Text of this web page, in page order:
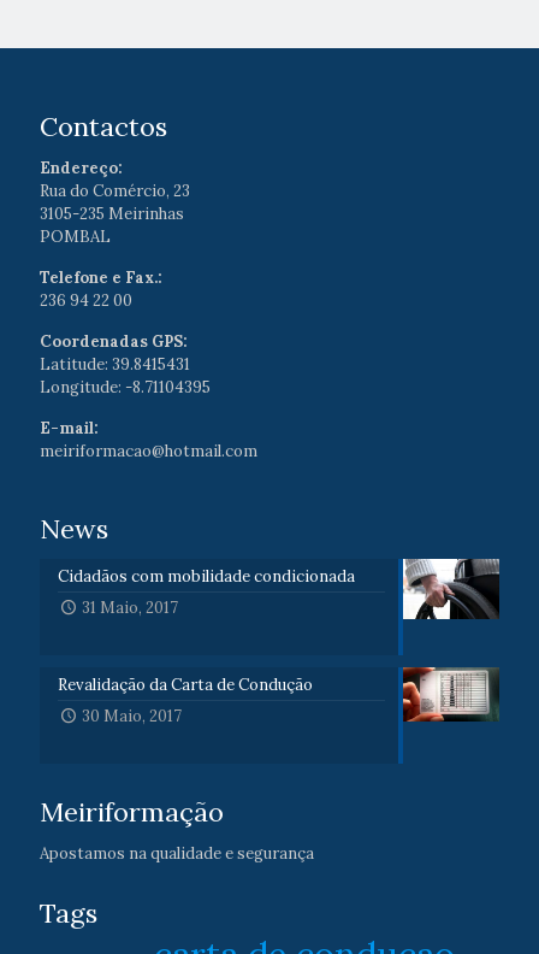
Contactos
Endereço:
Rua do Comércio, 23
3105-235 Meirinhas
POMBAL
Telefone e Fax.:
236 94 22 00
Coordenadas GPS:
Latitude: 39.8415431
Longitude: -8.71104395
E-mail:
meiriformacao@hotmail.com
News
Cidadãos com mobilidade condicionada
31 Maio, 2017
Revalidação da Carta de Condução
30 Maio, 2017
Meiriformação
Apostamos na qualidade e segurança
Tags